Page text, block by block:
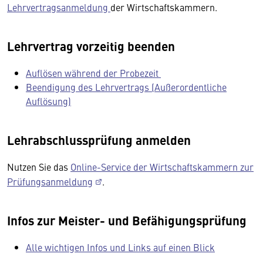
Lehrvertragsanmeldung der Wirtschaftskammern.
Lehrvertrag vorzeitig beenden
Auflösen während der Probezeit
Beendigung des Lehrvertrags (Außerordentliche
Auflösung)
Lehrabschlussprüfung anmelden
Nutzen Sie das Online-Service der Wirtschaftskammern zur
Prüfungsanmeldung
.
Infos zur Meister- und Befähigungsprüfung
Alle wichtigen Infos und Links auf einen Blick